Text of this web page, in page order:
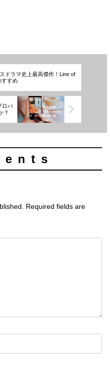
ドラマ史上最高傑作！Line of
すすめ
ロバ
？
Required fields are